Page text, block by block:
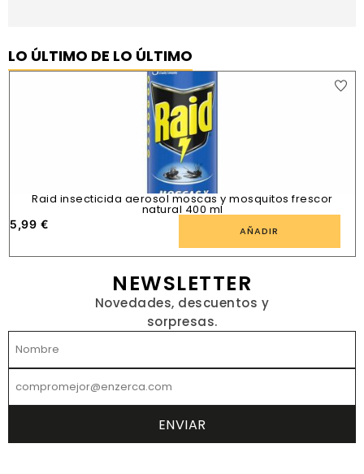
LO ÚLTIMO DE LO ÚLTIMO
Raid insecticida aerosol moscas y mosquitos frescor
natural 400 ml
5,99 € AÑADIR
NEWSLETTER
Novedades, descuentos y
sorpresas.